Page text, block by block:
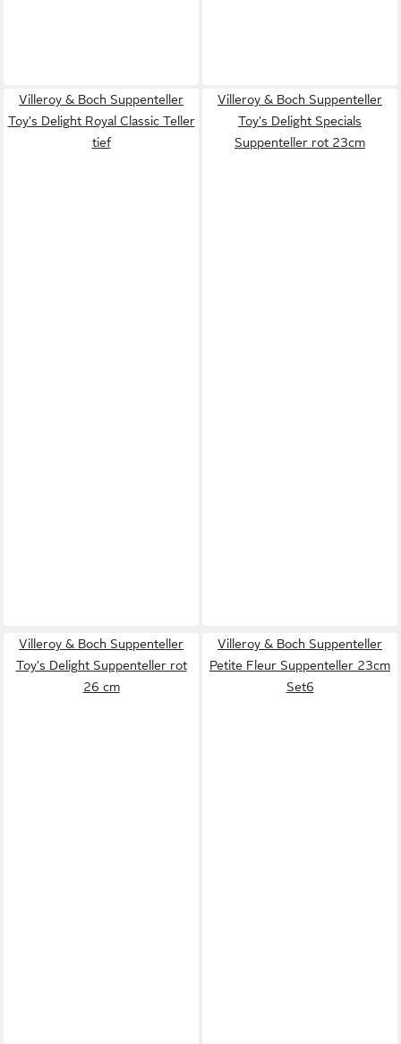
Villeroy & Boch Suppenteller
Toy's Delight Royal Classic Teller
tief
Villeroy & Boch Suppenteller
Toy's Delight Specials
Suppenteller rot 23cm
Villeroy & Boch Suppenteller
Toy's Delight Suppenteller rot
26 cm
Villeroy & Boch Suppenteller
Petite Fleur Suppenteller 23cm
Set6